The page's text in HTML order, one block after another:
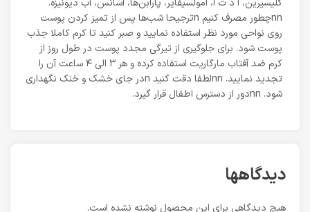
nnچطور مصرف کنیم nترجیحا شب‌ها پس از تمیز کردن پوست
روی نواحی مورد نظر استفاده نمایید و صبر کنید تا کرم کاملا جذب
پوست شود. برای جلوگیری از تیرگی مجدد پوست در طول روز از
کرم ضد آفتاب مارگاریت استفاده کرده و هر ۳ الی ۴ ساعت آن را
تجدید نمایید. nnلطفا دقت کنید nدر جای خشک و خنک نگهداری
شود. nnدور از دسترس اطفال قرار گیرد.
دیدگاهها
هیچ دیدگاهی برای این محصول نوشته نشده است.